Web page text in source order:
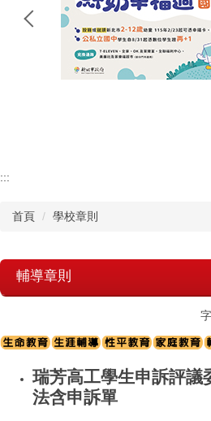
招生專區
其他單位
學校章則
請購系統
檔案下載
:::
首頁 學校章則
輔導章則
瑞芳高工學生申訴評議
法含申訴單